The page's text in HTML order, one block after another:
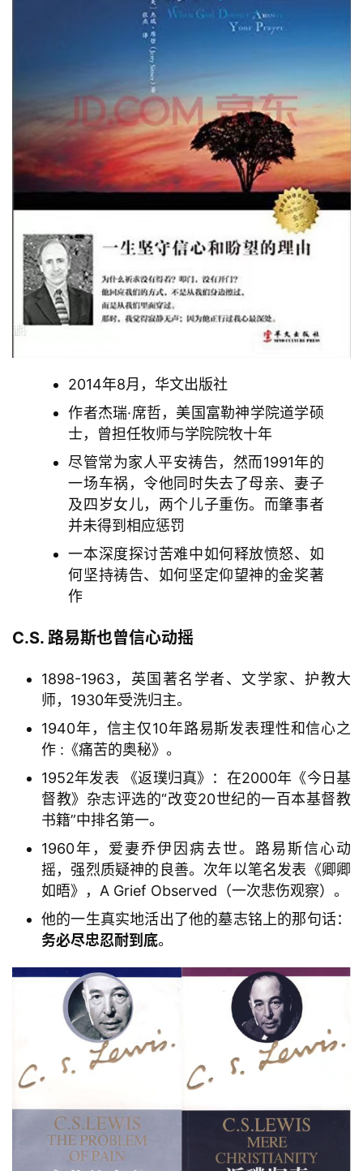
讲
座
赞
敬
拜
神
学
于
们
登录 注册
2014年8月，华文出版社
作者杰瑞·席哲，美国富勒神学院道学硕
士，曾担任牧师与学院院牧十年
尽管常为家人平安祷告，然而1991年的
一场车祸，令他同时失去了母亲、妻子
及四岁女儿，两个儿子重伤。而肇事者
并未得到相应惩罚
一本深度探讨苦难中如何释放愤怒、如
何坚持祷告、如何坚定仰望神的金奖著
作
C.S. 路易斯也曾信心动摇
1898-1963，英国著名学者、文学家、护教大
师，1930年受洗归主。
1940年，信主仅10年路易斯发表理性和信心之
作 :《痛苦的奥秘》。
1952年发表 《返璞归真》：在2000年《今日基
督教》杂志评选的“改变20世纪的一百本基督教
书籍”中排名第一。
1960年，爱妻乔伊因病去世。路易斯信心动
摇，强烈质疑神的良善。次年以笔名发表《卿卿
如晤》，A Grief Observed（一次悲伤观察）。
他的一生真实地活出了他的墓志铭上的那句话：
务必尽忠忍耐到底。